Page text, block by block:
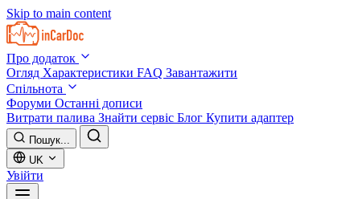
Skip to main content
Про додаток
Огляд Характеристики FAQ Завантажити
Спільнота
Форуми Останні дописи
Витрати палива Знайти сервіс Блог Купити адаптер
Пошук...
UK
Увійти